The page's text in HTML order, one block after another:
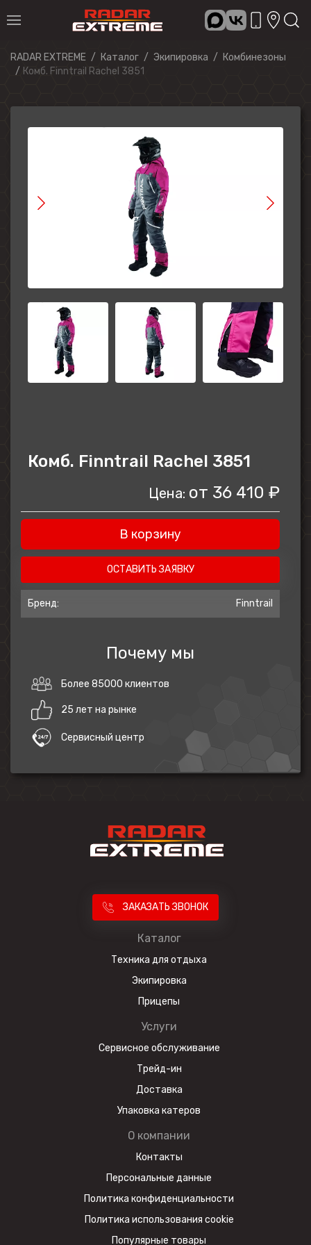
RADAR EXTREME Каталог Экипировка
Комбинезоны
Комб. Finntrail Rachel 3851
Комб. Finntrail Rachel 3851
Цена: от 36 410 ₽
В корзину
ОСТАВИТЬ ЗАЯВКУ
Бренд: Finntrail
Почему мы
Более 85000 клиентов
25 лет на рынке
Сервисный центр
ЗАКАЗАТЬ ЗВОНОК
Каталог
Техника для отдыха
Экипировка
Прицепы
Услуги
Сервисное обслуживание
Трейд-ин
Доставка
Упаковка катеров
О компании
Контакты
Персональные данные
Политика конфиденциальности
Политика использования cookie
Популярные товары